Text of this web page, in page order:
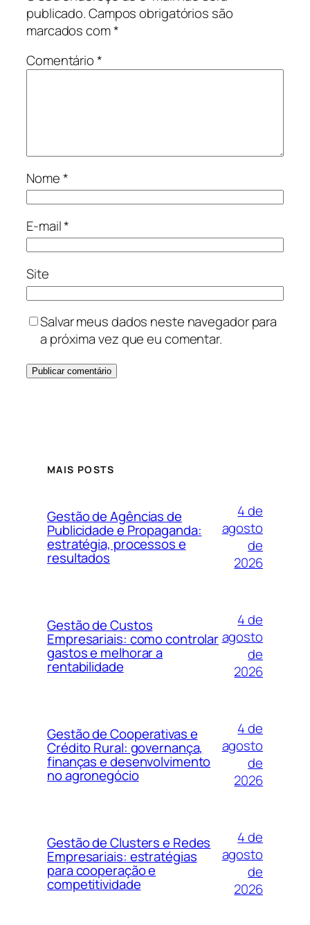
publicado.Campos obrigatórios são
marcados com*
Comentário*
Nome*
E-mail*
Site
Salvar meus dados neste navegador para
a próxima vez que eu comentar.
MAIS POSTS
Gestão de Agências de
Publicidade e Propaganda:
estratégia, processos e
resultados
4 de
agosto
de
2026
Gestão de Custos
Empresariais: como controlar
gastos e melhorar a
rentabilidade
4 de
agosto
de
2026
Gestão de Cooperativas e
Crédito Rural: governança,
finanças e desenvolvimento
no agronegócio
4 de
agosto
de
2026
Gestão de Clusters e Redes
Empresariais: estratégias
para cooperação e
competitividade
4 de
agosto
de
2026